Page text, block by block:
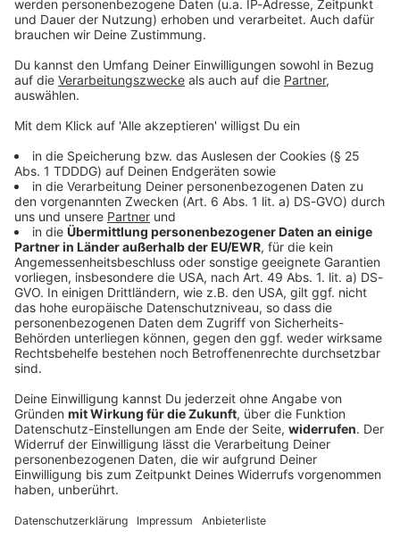
© dpa-infocom, dpa:260630-930-308813/1
DAS KÖNNTE DICH AUCH INTERESSIEREN
Bayern
mehrere Autos
Ein Autokorso nach einer Hochzeit sorgt in Ingolstadt
für einen Großeinsatz der Polizei – Zeugen hatten
Schüsse gemeldet.